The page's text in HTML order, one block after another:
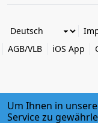
AGB/VLB
iOS App
Um Ihnen in
Service zu